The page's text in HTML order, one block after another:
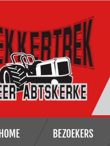
HOME BEZOEKERS